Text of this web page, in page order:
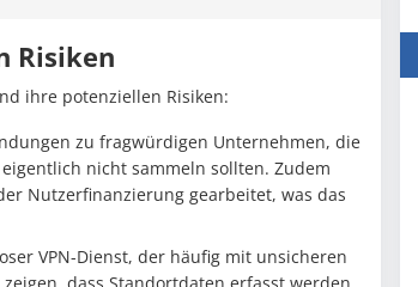
Risiken
ihre potenziellen Risiken:
zu fragwürdigen Unternehmen, die
nicht sammeln sollten. Zudem
Nutzerfinanzierung gearbeitet, was das
VPN-Dienst, der häufig mit unsicheren
dass Standortdaten erfasst werden,